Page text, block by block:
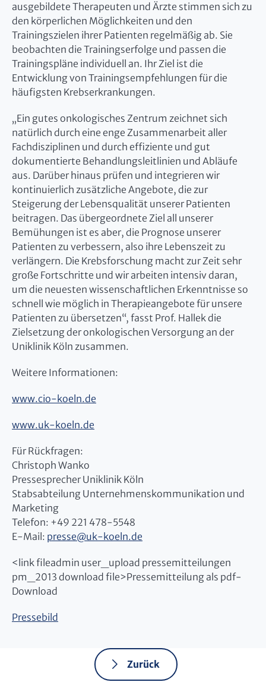
ausgebildete Therapeuten und Ärzte stimmen sich zu
den körperlichen Möglichkeiten und den
Trainingszielen ihrer Patienten regelmäßig ab. Sie
beobachten die Trainingserfolge und passen die
Trainingspläne individuell an. Ihr Ziel ist die
Entwicklung von Trainingsempfehlungen für die
häufigsten Krebserkrankungen.
„Ein gutes onkologisches Zentrum zeichnet sich
natürlich durch eine enge Zusammenarbeit aller
Fachdisziplinen und durch effiziente und gut
dokumentierte Behandlungsleitlinien und Abläufe
aus. Darüber hinaus prüfen und integrieren wir
kontinuierlich zusätzliche Angebote, die zur
Steigerung der Lebensqualität unserer Patienten
beitragen. Das übergeordnete Ziel all unserer
Bemühungen ist es aber, die Prognose unserer
Patienten zu verbessern, also ihre Lebenszeit zu
verlängern. Die Krebsforschung macht zur Zeit sehr
große Fortschritte und wir arbeiten intensiv daran,
um die neuesten wissenschaftlichen Erkenntnisse so
schnell wie möglich in Therapieangebote für unsere
Patienten zu übersetzen“, fasst Prof. Hallek die
Zielsetzung der onkologischen Versorgung an der
Uniklinik Köln zusammen.
Weitere Informationen:
www.cio-koeln.de
www.uk-koeln.de
Für Rückfragen:
Christoph Wanko
Pressesprecher Uniklinik Köln
Stabsabteilung Unternehmenskommunikation und
Marketing
Telefon: +49 221 478-5548
E-Mail: presse@uk-koeln.de
<link fileadmin user_upload pressemitteilungen
pm_2013 download file>Pressemitteilung als pdf-
Download
Pressebild
Zurück